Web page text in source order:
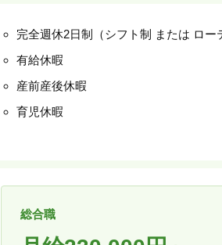
完全週休2日制（シフト制 または ロー
有給休暇
産前産後休暇
育児休暇
総合職